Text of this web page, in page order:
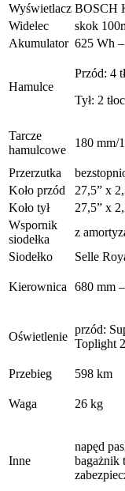
Wyświetlacz BOSCH
Widelec
skok
Akumulator 625 Wh
Hamulce
Przód: 4
Tył: 2
Tarcze
hamulcowe
180 mm/
Przerzutka
Koło przód
27,5” x
Koło tył
27,5” x
Wspornik
siodełka
z
Siodełko
Selle
Kierownica 680 mm
Oświetlenie
przód:
Toplight
Przebieg 598 km
Waga 26 kg
Inne
napęd
bagażnik